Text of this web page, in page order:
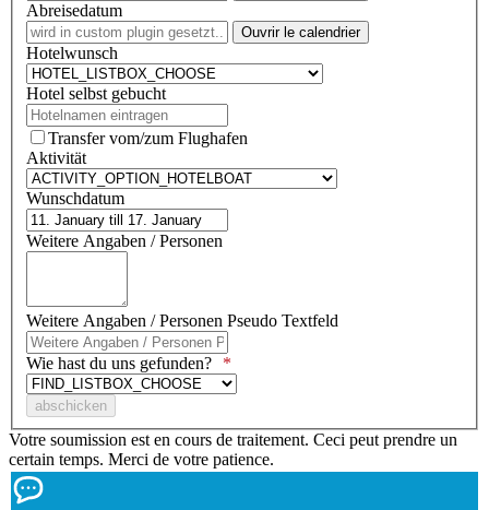
Abreisedatum
Ouvrir le calendrier
Hotelwunsch
Hotel selbst gebucht
Transfer vom/zum Flughafen
Aktivität
Wunschdatum
Weitere Angaben / Personen
Weitere Angaben / Personen Pseudo Textfeld
Wie hast du uns gefunden?
Votre soumission est en cours de traitement. Ceci peut prendre un
certain temps. Merci de votre patience.